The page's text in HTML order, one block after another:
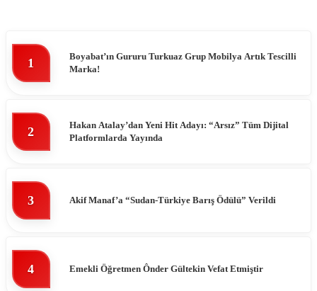
1
Boyabat’ın Gururu Turkuaz Grup Mobilya Artık Tescilli
Marka!
2
Hakan Atalay’dan Yeni Hit Adayı: “Arsız” Tüm Dijital
Platformlarda Yayında
3 Akif Manaf’a “Sudan-Türkiye Barış Ödülü” Verildi
4 Emekli Öğretmen Ônder Gültekin Vefat Etmiştir